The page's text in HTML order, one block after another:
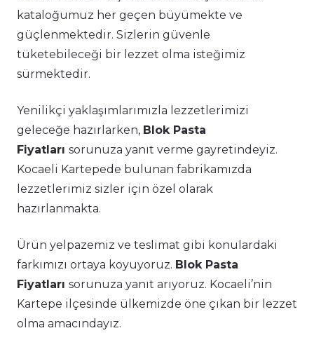
kataloğumuz her geçen büyümekte ve
güçlenmektedir. Sizlerin güvenle
tüketebileceği bir lezzet olma isteğimiz
sürmektedir.
Yenilikçi yaklaşımlarımızla lezzetlerimizi
geleceğe hazırlarken, Blok Pasta
Fiyatları sorunuza yanıt verme gayretindeyiz.
Kocaeli Kartepede bulunan fabrikamızda
lezzetlerimiz sizler için özel olarak
hazırlanmakta.
Ürün yelpazemiz ve teslimat gibi konulardaki
farkımızı ortaya koyuyoruz. Blok Pasta
Fiyatları sorunuza yanıt arıyoruz. Kocaeli’nin
Kartepe ilçesinde ülkemizde öne çıkan bir lezzet
olma amacındayız.